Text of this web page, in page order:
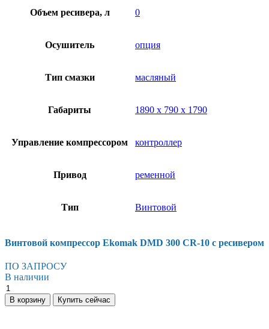
Объем ресивера, л 0
Осушитель опция
Тип смазки масляный
Габариты 1890 х 790 х 1790
Управление компрессором контроллер
Привод ременной
Тип Винтовой
Винтовой компрессор Ekomak DMD 300 CR-10 с ресивером
ПО ЗАПРОСУ
В наличии
Винтовой
компрессор
Ekomak
В корзину Купить сейчас